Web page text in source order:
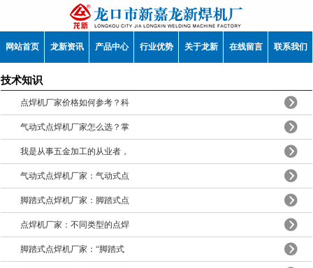
网站首页 龙新资讯 产品中心 行业优势 关于龙新 在线留言 联系我们
技术知识
点焊机厂家价格如何参考？科
气动式点焊机厂家怎么选？掌
我是从事五金加工的从业者，
气动式点焊机厂家：气动式点
脚踏式点焊机厂家：脚踏式点
点焊机厂家：不同类型的点焊
脚踏式点焊机厂家：“脚踏式